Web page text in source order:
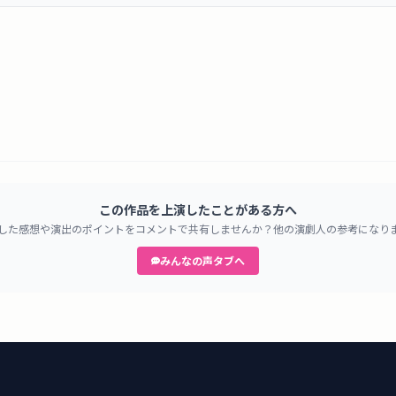
この作品を上演したことがある方へ
た感想や演出のポイントをコメントで共有しませんか？他の演劇人の参考になりま
みんなの声タブへ